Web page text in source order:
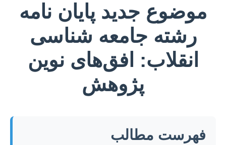
موضوع جدید پایان نامه
رشته جامعه شناسی
انقلاب: افق‌های نوین
پژوهش
فهرست مطالب